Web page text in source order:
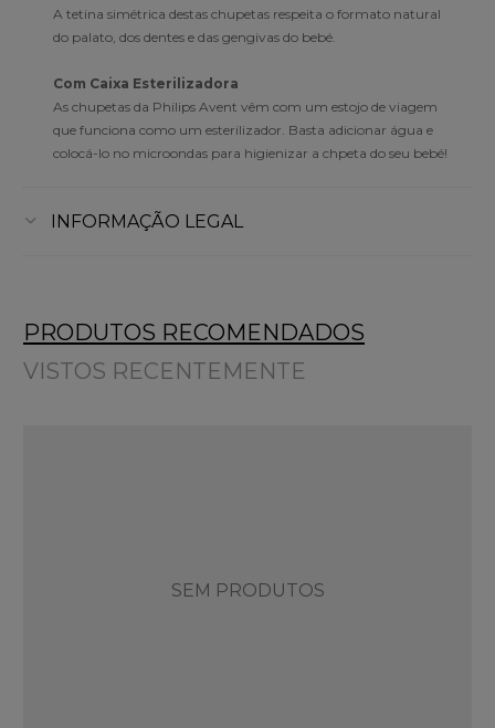
A tetina simétrica destas chupetas respeita o formato natural
do palato, dos dentes e das gengivas do bebé.
Com Caixa Esterilizadora
As chupetas da Philips Avent vêm com um estojo de viagem
que funciona como um esterilizador. Basta adicionar água e
colocá-lo no microondas para higienizar a chpeta do seu bebé!
INFORMAÇÃO LEGAL
PRODUTOS RECOMENDADOS
VISTOS RECENTEMENTE
SEM PRODUTOS